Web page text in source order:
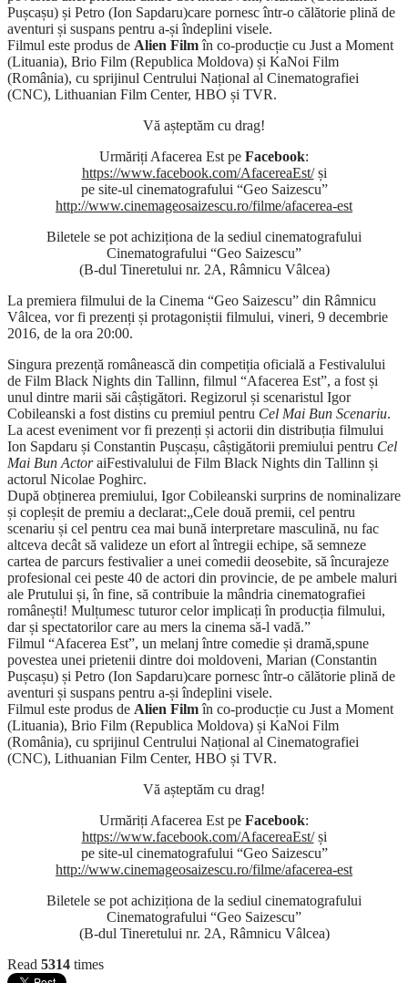
Pușcașu) și Petro (Ion Sapdaru)care pornesc într-o călătorie plină de
aventuri și suspans pentru a-și îndeplini visele.
Filmul este produs de Alien Filmîn co-producție cu Just a Moment
(Lituania), Brio Film (Republica Moldova) și KaNoi Film
(România), cu sprijinul Centrului Național al Cinematografiei
(CNC), Lithuanian Film Center, HBO și TVR.
Vă așteptăm cu drag!
Urmăriți Afacerea Est pe Facebook:
https://www.facebook.com/AfacereaEst/și
pe site-ul cinematografului “Geo Saizescu”
http://www.cinemageosaizescu.ro/filme/afacerea-est
Biletele se pot achiziționa de la sediul cinematografului
Cinematografului “Geo Saizescu”
(B-dul Tineretului nr. 2A, Râmnicu Vâlcea)
La premiera filmului de la Cinema “Geo Saizescu” din Râmnicu
Vâlcea, vor fi prezenți și protagoniștii filmului, vineri, 9 decembrie
2016, de la ora 20:00.
Singura prezență românească din competiția oficială a Festivalului
de Film Black Nights din Tallinn, filmul “Afacerea Est”, a fost și
unul dintre marii săi câștigători. Regizorul și scenaristul Igor
Cobileanski a fost distins cu premiul pentru Cel Mai Bun Scenariu.
La acest eveniment vor fi prezenți și actorii din distribuția filmului
Ion Sapdaru și Constantin Pușcașu, câștigătorii premiului pentru Cel
Mai Bun ActoraiFestivalului de Film Black Nights din Tallinn și
actorul Nicolae Poghirc.
După obținerea premiului, Igor Cobileanski surprins de nominalizare
și copleșit de premiu a declarat:„Cele două premii, cel pentru
scenariu și cel pentru cea mai bună interpretare masculină, nu fac
altceva decât să valideze un efort al întregii echipe, să semneze
cartea de parcurs festivalier a unei comedii deosebite, să încurajeze
profesional cei peste 40 de actori din provincie, de pe ambele maluri
ale Prutului și, în fine, să contribuie la mândria cinematografiei
românești! Mulțumesc tuturor celor implicați în producția filmului,
dar și spectatorilor care au mers la cinema să-l vadă.”
Filmul “Afacerea Est”, un melanj între comedie și dramă,spune
povestea unei prietenii dintre doi moldoveni, Marian (Constantin
Pușcașu) și Petro (Ion Sapdaru)care pornesc într-o călătorie plină de
aventuri și suspans pentru a-și îndeplini visele.
Filmul este produs de Alien Filmîn co-producție cu Just a Moment
(Lituania), Brio Film (Republica Moldova) și KaNoi Film
(România), cu sprijinul Centrului Național al Cinematografiei
(CNC), Lithuanian Film Center, HBO și TVR.
Vă așteptăm cu drag!
Urmăriți Afacerea Est pe Facebook:
https://www.facebook.com/AfacereaEst/și
pe site-ul cinematografului “Geo Saizescu”
http://www.cinemageosaizescu.ro/filme/afacerea-est
Biletele se pot achiziționa de la sediul cinematografului
Cinematografului “Geo Saizescu”
(B-dul Tineretului nr. 2A, Râmnicu Vâlcea)
Read 5314 times